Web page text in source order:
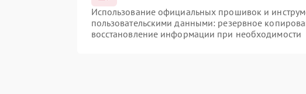
Использование официальных прошивок и
пользовательскими данными: резервное
восстановление информации при необходимости